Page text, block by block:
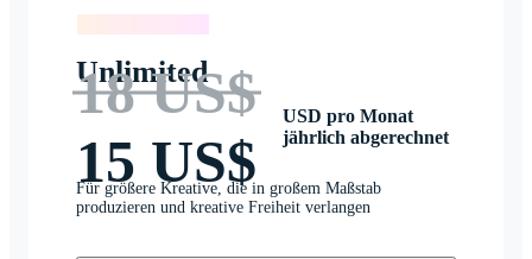
Unlimited
18 US$
15 US$
USD pro Monat
jährlich abgerechnet
Für größere Kreative, die in großem Maßstab
produzieren und kreative Freiheit verlangen